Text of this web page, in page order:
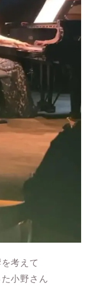
考えて
小野さん